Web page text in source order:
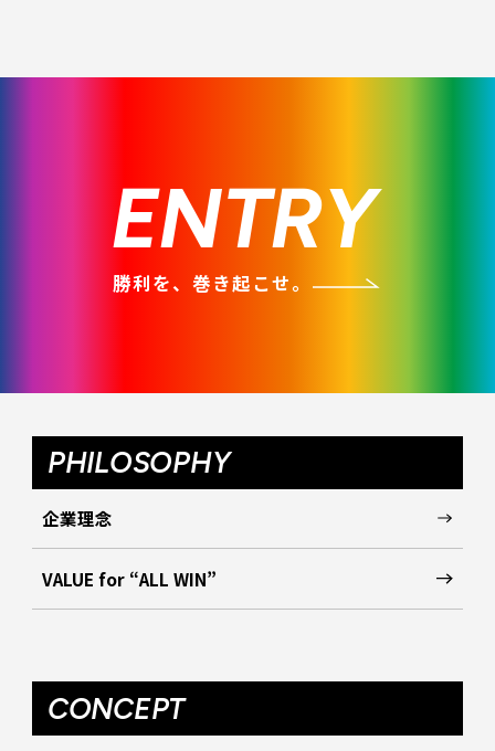
ENTRY
勝利を、巻き起こせ。
PHILOSOPHY
企業理念
VALUE for “ALL WIN”
CONCEPT